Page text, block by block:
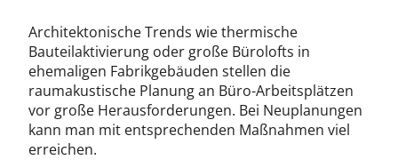
Architektonische Trends wie thermische
Bauteilaktivierung oder große Bürolofts in
ehemaligen Fabrikgebäuden stellen die
raumakustische Planung an Büro-Arbeitsplätzen
vor große Herausforderungen. Bei Neuplanungen
kann man mit entsprechenden Maßnahmen viel
erreichen.